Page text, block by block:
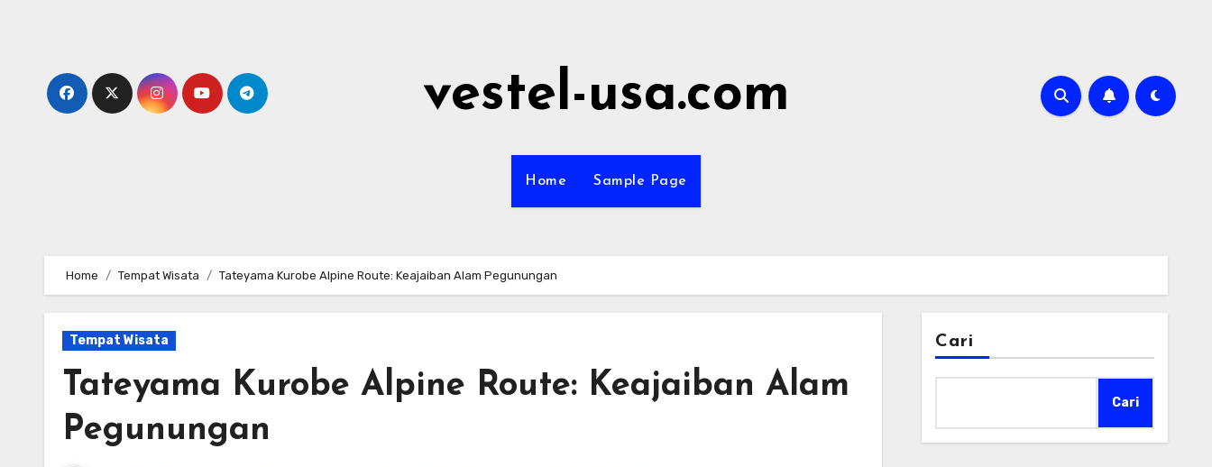
vestel-usa.com
Home Sample Page
Home Tempat Wisata Tateyama Kurobe Alpine Route: Keajaiban Alam Pegunungan
Tempat Wisata
Tateyama Kurobe Alpine Route: Keajaiban Alam
Pegunungan
Cari
Cari